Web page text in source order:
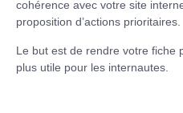
cohérence avec votre site
proposition d’actions prioritaires.
Le but est de rendre votre fiche
plus utile pour les internautes.